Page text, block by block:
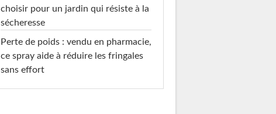
choisir pour un jardin qui résiste à la
sécheresse
Perte de poids : vendu en pharmacie,
ce spray aide à réduire les fringales
sans effort